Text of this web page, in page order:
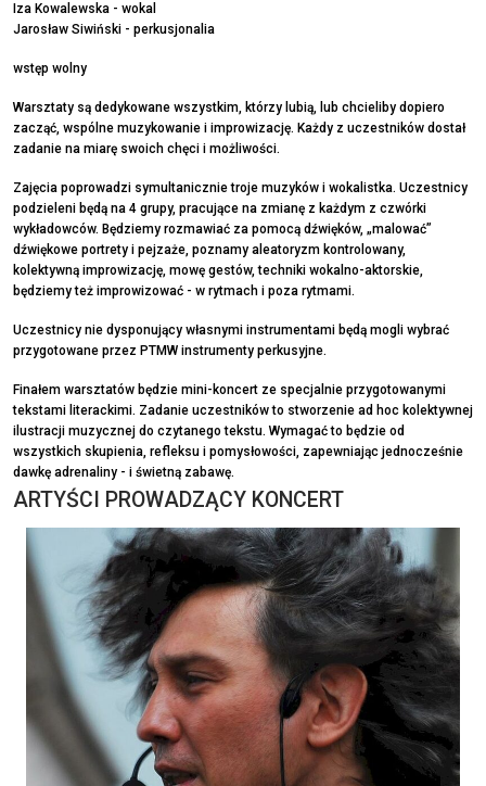
Iza Kowalewska - wokal
Jarosław Siwiński - perkusjonalia
wstęp wolny
Warsztaty są dedykowane wszystkim, którzy lubią, lub chcieliby dopiero
zacząć, wspólne muzykowanie i improwizację. Każdy z uczestników dostał
zadanie na miarę swoich chęci i możliwości.
Zajęcia poprowadzi symultanicznie troje muzyków i wokalistka. Uczestnicy
podzieleni będą na 4 grupy, pracujące na zmianę z każdym z czwórki
wykładowców. Będziemy rozmawiać za pomocą dźwięków, „malować”
dźwiękowe portrety i pejzaże, poznamy aleatoryzm kontrolowany,
kolektywną improwizację, mowę gestów, techniki wokalno-aktorskie,
będziemy też improwizować - w rytmach i poza rytmami.
Uczestnicy nie dysponujący własnymi instrumentami będą mogli wybrać
przygotowane przez PTMW instrumenty perkusyjne.
Finałem warsztatów będzie mini-koncert ze specjalnie przygotowanymi
tekstami literackimi. Zadanie uczestników to stworzenie ad hoc kolektywnej
ilustracji muzycznej do czytanego tekstu. Wymagać to będzie od
wszystkich skupienia, refleksu i pomysłowości, zapewniając jednocześnie
dawkę adrenaliny - i świetną zabawę.
ARTYŚCI PROWADZĄCY KONCERT